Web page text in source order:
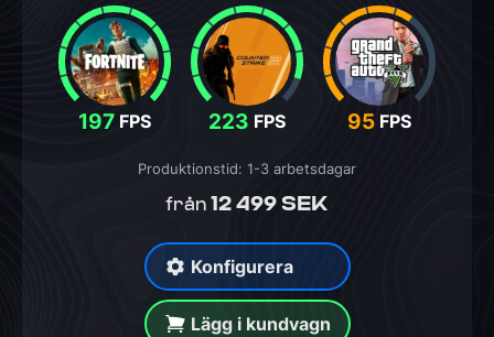
197 FPS 223 FPS 95 FPS
från 12 499 SEK
Produktionstid: 1-3 arbetsdagar
Konfigurera
Lägg i kundvagn